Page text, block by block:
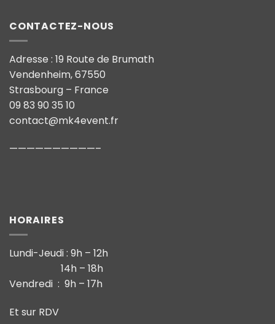
CONTACTEZ-NOUS
Adresse : 19 Route de Brumath
Vendenheim, 67550
Strasbourg – France
09 83 90 35 10
contact@mk4event.fr
——————————–
HORAIRES
Lundi-Jeudi : 9h – 12h
14h – 18h
Vendredi : 9h – 17h
Et sur RDV